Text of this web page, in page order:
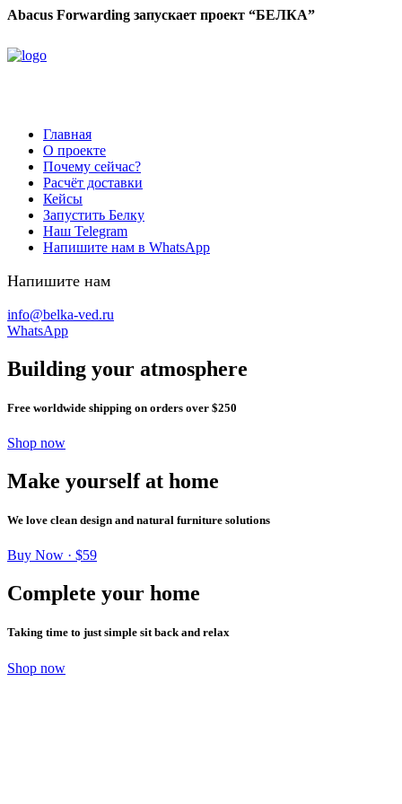
Abacus Forwarding запускает проект “БЕЛКА”
Главная
О проекте
Почему сейчас?
Расчёт доставки
Кейсы
Запустить Белку
Наш Telegram
Напишите нам в WhatsApp
Напишите нам
info@belka-ved.ru
WhatsApp
Building your atmosphere
Free worldwide shipping on orders over $250
Shop now
Make yourself at home
We love clean design and natural furniture solutions
Buy Now · $59
Complete your home
Taking time to just simple sit back and relax
Shop now